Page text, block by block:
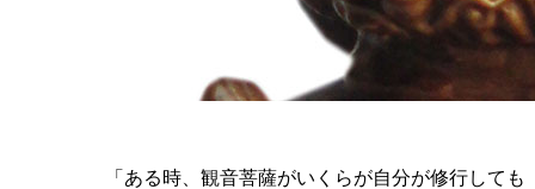
「ある時、観音菩薩がいくらが自分が修行しても